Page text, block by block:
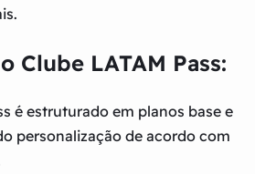
Clube LATAM Pass:
é estruturado em planos base e
personalização de acordo com